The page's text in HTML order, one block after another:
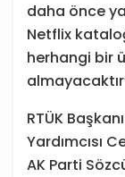
daha önce
Netflix
herhangi bir
RTÜK
Yardımcısı
AK Parti